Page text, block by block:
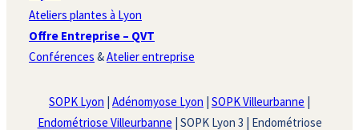
Ateliers plantes à Lyon
Offre Entreprise – QVT
Conférences &Atelier entreprise
SOPK Lyon | Adénomyose Lyon | SOPK Villeurbanne |
Endométriose Villeurbanne | SOPK Lyon 3 | Endométriose